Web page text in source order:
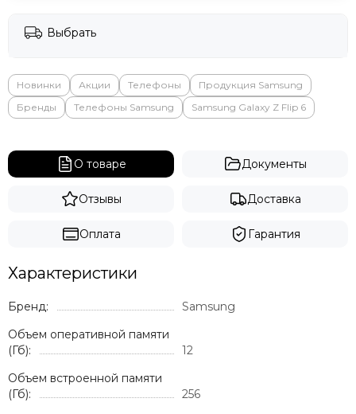
ZTE
Выбрать
Новинки Акции Телефоны
Продукция Samsung
Бренды
Телефоны Samsung Samsung Galaxy Z Flip 6
О товаре Документы
Отзывы Доставка
Оплата Гарантия
Характеристики
Бренд:
Samsung
Объем оперативной памяти
(Гб):
12
Объем встроенной памяти
(Гб):
256